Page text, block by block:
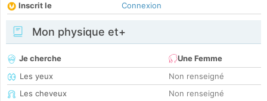
Inscrit le
Connexion
Mon physique et+
Je cherche
Une Femme
Les yeux
Non renseigné
Les cheveux
Non renseigné